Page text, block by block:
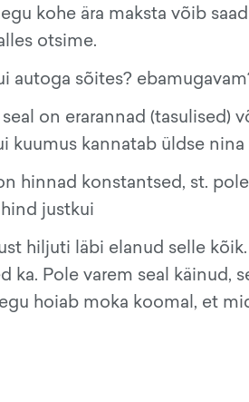
kohe ära maksta võib
otsime.
autoga sõites?
on erarannad (tasulised)
kuumus kannatab üldse
hinnad konstantsed, st.
justkui
hiljuti läbi elanud selle
Pole varem seal käinud,
hoiab moka koomal, et